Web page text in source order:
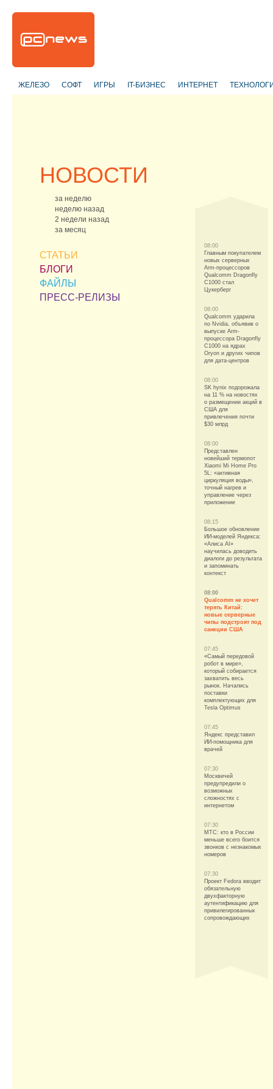
ЖЕЛЕЗО СОФТ ИГРЫ IT-БИЗНЕС ИНТЕРНЕТ
НОВОСТИ
за неделю
неделю назад
2 недели назад
за месяц
СТАТЬИ
БЛОГИ
ФАЙЛЫ
ПРЕСС-РЕЛИЗЫ
08:00
Главным покупателем
новых серверных
Arm-процессоров
Qualcomm Dragonfly
C1000 стал
Цукерберг
08:00
Qualcomm ударила
по Nvidia, объявив о
выпуске Arm-
процессора Dragonfly
C1000 на ядрах
Oryon и других чипов
для дата-центров
08:00
SK hynix подорожала
на 11 % на новостях
о размещении акций в
США для
привлечения почти
$30 млрд
08:00
Представлен
новейший термопот
Xiaomi Mi Home Pro
5L: «активная
циркуляция воды»,
точный нагрев и
управление через
приложение
08:15
Большое обновление
ИИ-моделей Яндекса:
«Алиса AI»
научилась доводить
диалоги до результата
и запоминать
контекст
08:00
Qualcomm не хочет
терять Китай:
новые серверные
чипы подстроят под
санкции США
07:45
«Самый передовой
робот в мире»,
который собирается
захватить весь
рынок. Начались
поставки
комплектующих для
Tesla Optimus
07:45
Яндекс представил
ИИ-помощника для
врачей
07:30
Москвичей
предупредили о
возможных
сложностях с
интернетом
07:30
МТС: кто в России
меньше всего боится
звонков с незнакомых
номеров
07:30
Проект Fedora вводит
обязательную
двухфакторную
аутентификацию для
привилегированных
сопровождающих